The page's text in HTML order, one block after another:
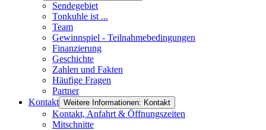
Sendegebiet
Tonkuhle ist ...
Team
Gewinnspiel - Teilnahmebedingungen
Finanzierung
Geschichte
Zahlen und Fakten
Häufige Fragen
Partner
Kontakt Weitere Informationen: Kontakt
Kontakt, Anfahrt & Öffnungszeiten
Mitschnitte